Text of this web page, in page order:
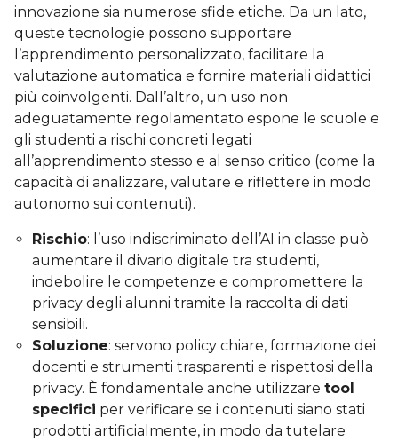
innovazione sia numerose sfide etiche. Da un lato,
queste tecnologie possono supportare
l’apprendimento personalizzato, facilitare la
valutazione automatica e fornire materiali didattici
più coinvolgenti. Dall’altro, un uso non
adeguatamente regolamentato espone le scuole e
gli studenti a rischi concreti legati
all’apprendimento stesso e al senso critico (come la
capacità di analizzare, valutare e riflettere in modo
autonomo sui contenuti).
Rischio: l’uso indiscriminato dell’AI in classe può
aumentare il divario digitale tra studenti,
indebolire le competenze e compromettere la
privacy degli alunni tramite la raccolta di dati
sensibili.
Soluzione: servono policy chiare, formazione dei
docenti e strumenti trasparenti e rispettosi della
privacy. È fondamentale anche utilizzare tool
specifici per verificare se i contenuti siano stati
prodotti artificialmente, in modo da tutelare